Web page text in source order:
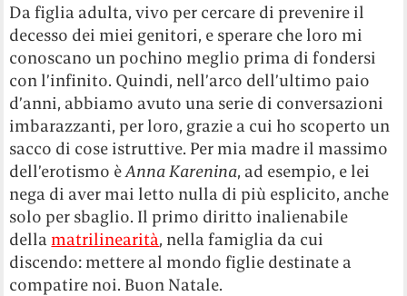
Da figlia adulta, vivo per cercare di prevenire il
decesso dei miei genitori, e sperare che loro mi
conoscano un pochino meglio prima di fondersi
con l’infinito. Quindi, nell’arco dell’ultimo paio
d’anni, abbiamo avuto una serie di conversazioni
imbarazzanti, per loro, grazie a cui ho scoperto un
sacco di cose istruttive. Per mia madre il massimo
dell’erotismo èAnna Karenina, ad esempio, e lei
nega di aver mai letto nulla di più esplicito, anche
solo per sbaglio. Il primo diritto inalienabile
della matrilinearità, nella famiglia da cui
discendo: mettere al mondo figlie destinate a
compatire noi. Buon Natale.